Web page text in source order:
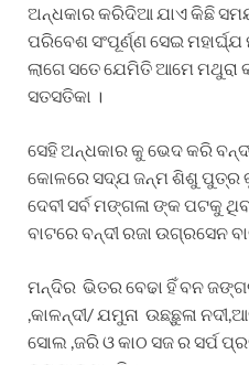
ଅନ୍ଧକାର କରିଦିଆ ଯାଏ କିଛି
ପରିବେଶ ସଂପୂର୍ଣ୍ଣ ସେଇ ମହାର୍ଘ୍ଯ
ଲାଗେ ସତେ ଯେମିତି ଆମେ ମଥୁରା
ସତସତିକା ।
ସେହି ଅନ୍ଧକାର କୁ ଭେଦ କରି
କୋଳରେ ସଦ୍ଯ ଜନ୍ମ ଶିଶୁ ପୁତ୍ର
ଦେବୀ ସର୍ବ ମଙ୍ଗଳା ଙ୍କ ପଟକୁ
ବାଟରେ ବନ୍ଦୀ ରଜା ଉଗ୍ରସେନ
ମନ୍ଦିର ଭିତର ବେଢା ହିଁ ବନ
,କାଳନ୍ଦୀ/ ଯମୁନା ଉଛ୍ଛୁଳା
ସୋଲ ,ଜରି ଓ କାଠ ସଜ ର ସର୍ପ